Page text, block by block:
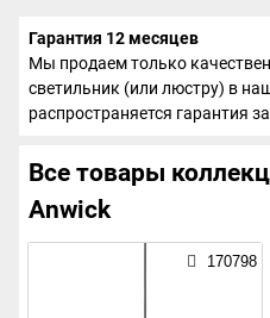
Гарантия 12 месяцев
Мы продаем только
светильник (или люстру) в
распространяется гарантия
Все товары
Anwick
170798